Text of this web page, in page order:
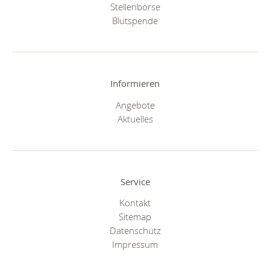
Stellenbörse
Blutspende
Informieren
Angebote
Aktuelles
Service
Kontakt
Sitemap
Datenschutz
Impressum